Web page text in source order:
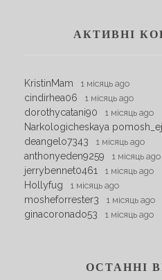
АКТИВНІ
KristinMam 1 місяць ago
cindirhea06 1 місяць ago
dorothycatani90 1 місяць ago
Narkologicheskaya
deangelo7343 1 місяць ago
anthonyeden9259 1 місяць ago
jerrybennet0461 1 місяць ago
Hollyfug 1 місяць ago
mosheforrester3 1 місяць ago
ginacoronado53 1 місяць ago
ОСТАННІ